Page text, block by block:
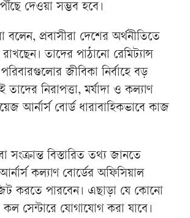
দেওয়া সম্ভব হবে।
বলেন, প্রবাসীরা দেশের অর্থনীতিতে
তাদের পাঠানো রেমিট্যান্স
জীবিকা নির্বাহে বড়
তাদের নিরাপত্তা, মর্যাদা ও কল্যাণ
আর্নার্স বোর্ড ধারাবাহিকভাবে কাজ
সংক্রান্ত বিস্তারিত তথ্য জানতে
কল্যাণ বোর্ডের অফিসিয়াল
করতে পারবেন। এছাড়া যে কোনো
কল সেন্টারে যোগাযোগ করা যাবে।